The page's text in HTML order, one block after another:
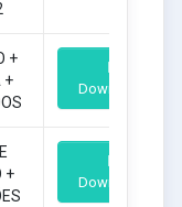
+
+
Download
+
Download